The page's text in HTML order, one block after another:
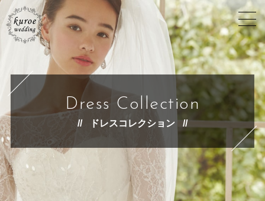
Dress Collection
ドレスコレクション